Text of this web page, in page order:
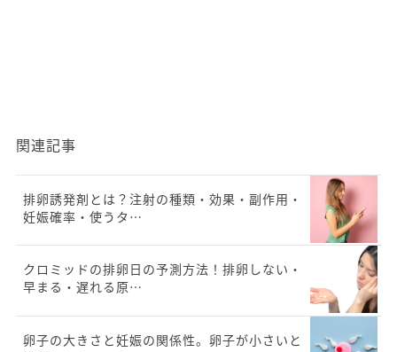
関連記事
排卵誘発剤とは？注射の種類・効果・副作用・
妊娠確率・使うタ…
クロミッドの排卵日の予測方法！排卵しない・
早まる・遅れる原…
卵子の大きさと妊娠の関係性。卵子が小さいと